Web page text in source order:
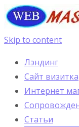
Skip to content
Лэндинг
Сайт визитка
Интернет
Статьи